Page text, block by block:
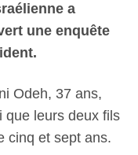
a
une enquête
Odeh, 37 ans,
que leurs deux fils
cinq et sept ans.